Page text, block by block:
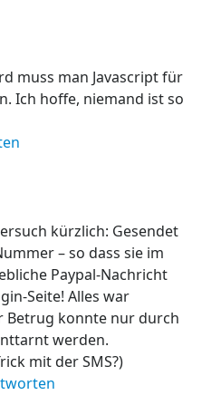
muss man Javascript für
Ich hoffe, niemand ist so
kürzlich: Gesendet
– so dass sie im
Paypal-Nachricht
Seite! Alles war
Betrug konnte nur durch
werden.
mit der SMS?)